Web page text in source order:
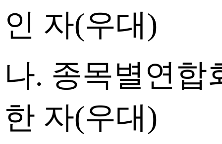
인 자(우대)
나. 종목별연합
한 자(우대)